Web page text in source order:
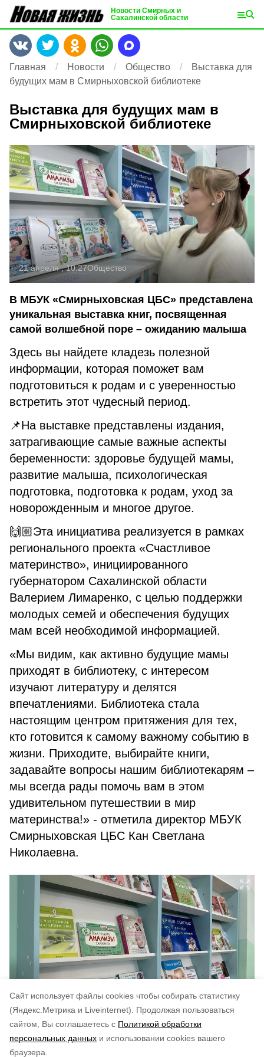
Cайт использует файлы cookies чтобы собирать статистику
(Яндекс.Метрика и Liveinternet).
Продолжая пользоваться
сайтом, Вы соглашаетесь с Политикой обработки
персональных данных и использовании cookies вашего
браузера.
Новости Смирных и
Сахалинской области
Главная Новости Общество
Выставка для
будущих мам в Смирныховской библиотеке
Выставка для будущих мам в
Смирныховской библиотеке
21 апреля , 10:27Общество
В МБУК «Смирныховская ЦБС» представлена
уникальная выставка книг, посвященная
самой волшебной поре – ожиданию малыша
Здесь вы найдете кладезь полезной
информации, которая поможет вам
подготовиться к родам и с уверенностью
встретить этот чудесный период.
📌На выставке представлены издания,
затрагивающие самые важные аспекты
беременности: здоровье будущей мамы,
развитие малыша, психологическая
подготовка, подготовка к родам, уход за
новорожденным и многое другое.
🙌🏼Эта инициатива реализуется в рамках
регионального проекта «Счастливое
материнство», инициированного
губернатором Сахалинской области
Валерием Лимаренко, с целью поддержки
молодых семей и обеспечения будущих
мам всей необходимой информацией.
«Мы видим, как активно будущие мамы
приходят в библиотеку, с интересом
изучают литературу и делятся
впечатлениями. Библиотека стала
настоящим центром притяжения для тех,
кто готовится к самому важному событию в
жизни. Приходите, выбирайте книги,
задавайте вопросы нашим библиотекарям –
мы всегда рады помочь вам в этом
удивительном путешествии в мир
материнства!» - отметила директор МБУК
Смирныховская ЦБС Кан Светлана
Николаевна.
по оценке